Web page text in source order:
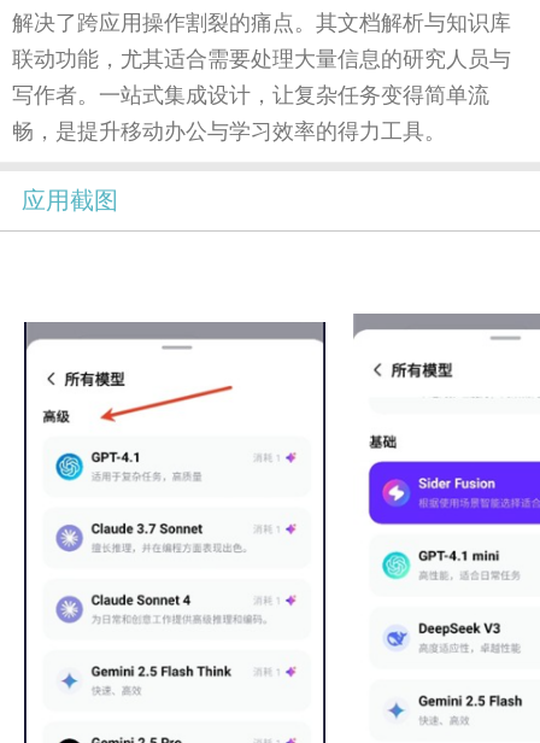
解决了跨应用操作割裂的痛点。其文档解析与知识库
联动功能，尤其适合需要处理大量信息的研究人员与
写作者。一站式集成设计，让复杂任务变得简单流
畅，是提升移动办公与学习效率的得力工具。
应用截图